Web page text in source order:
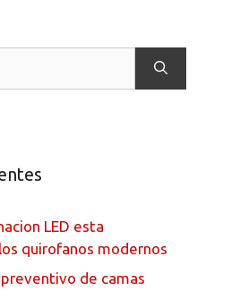
LED esta
quirofanos modernos
de camas